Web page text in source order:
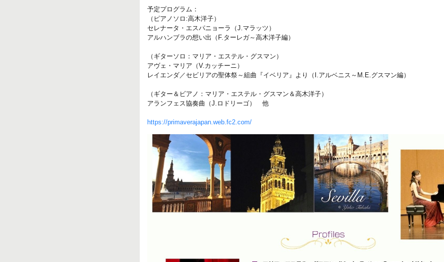
予定プログラム：
（ピアノソロ:高木洋子）
セレナータ・エスパニョーラ（J.マラッツ）
アルハンブラの想い出（F.ターレガ～高木洋子編）
（ギターソロ：マリア・エステル・グスマン）
アヴェ・マリア（V.カッチーニ）
レイエンダ／セビリアの聖体祭～組曲『イベリア』より（I.アルベニス～M.E.グスマン編）
（ギター＆ビアノ：マリア・エステル・グスマン＆高木洋子）
アランフェス協奏曲（J.ロドリーゴ） 他
https://primaverajapan.web.fc2.com/